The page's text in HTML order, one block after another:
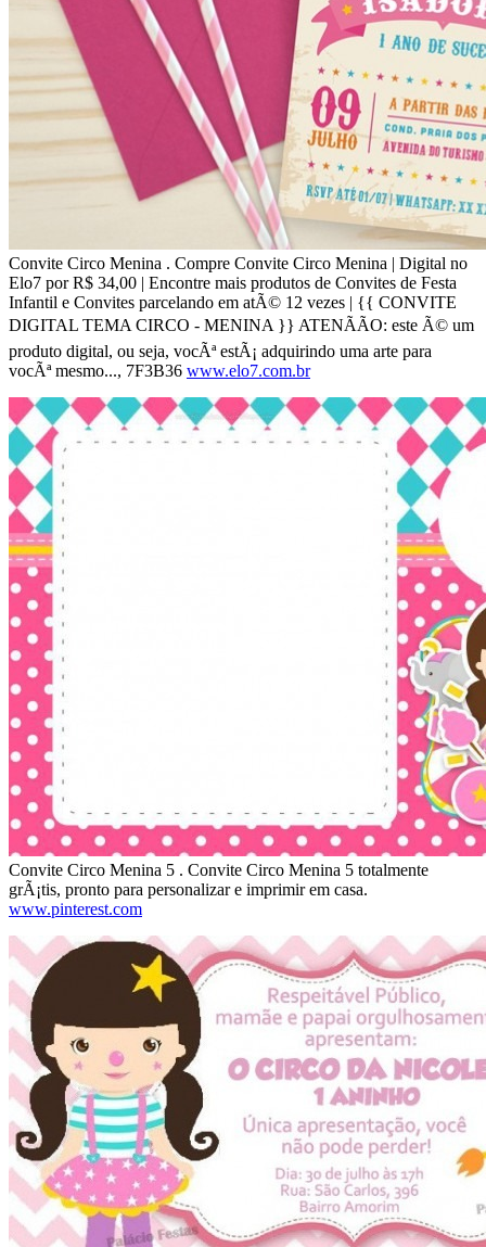
Convite Circo Menina . Compre Convite Circo Menina | Digital no
Elo7 por R$ 34,00 | Encontre mais produtos de Convites de Festa
Infantil e Convites parcelando em atÃ© 12 vezes | {{ CONVITE
DIGITAL TEMA CIRCO - MENINA }} ATENÃÃO: este Ã© um
produto digital, ou seja, vocÃª estÃ¡ adquirindo uma arte para
vocÃª mesmo..., 7F3B36 www.elo7.com.br
Convite Circo Menina 5 . Convite Circo Menina 5 totalmente
grÃ¡tis, pronto para personalizar e imprimir em casa.
www.pinterest.com